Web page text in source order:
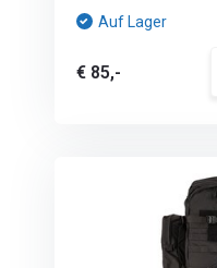
Auf Lager
€ 85,-